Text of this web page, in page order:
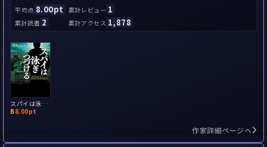
平均点 8.00pt 累計レビュー 1
累計読書 2 累計アクセス 1,878
スパイは泳ぎつづける
B8.00pt
作家詳細ページへ